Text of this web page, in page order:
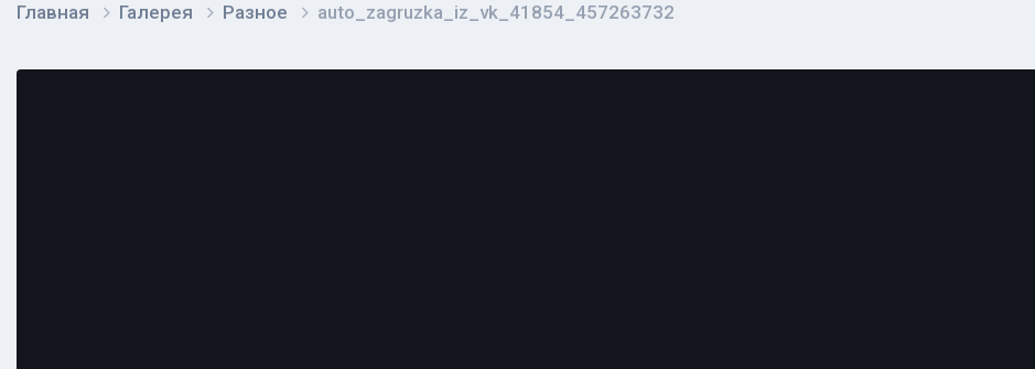
Главная Галерея Разное auto_zagruzka_iz_vk_41854_457263732